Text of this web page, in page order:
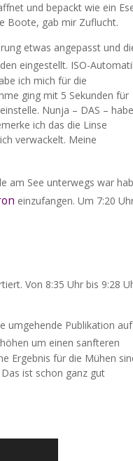
und bepackt wie ein
Boote, gab mir Zuflucht.
etwas angepasst und
eingestellt. ISO-
ich mich für die
ging mit 5 Sekunden für
Nunja – DAS – habe
ich das die Linse
verwackelt. Meine
am See unterwegs war
einzufangen. Um 7:20
Von 8:35 Uhr bis 9:28
umgehende Publikation auf
um einen sanfteren
Ergebnis für die Mühen
ist schon ganz gut